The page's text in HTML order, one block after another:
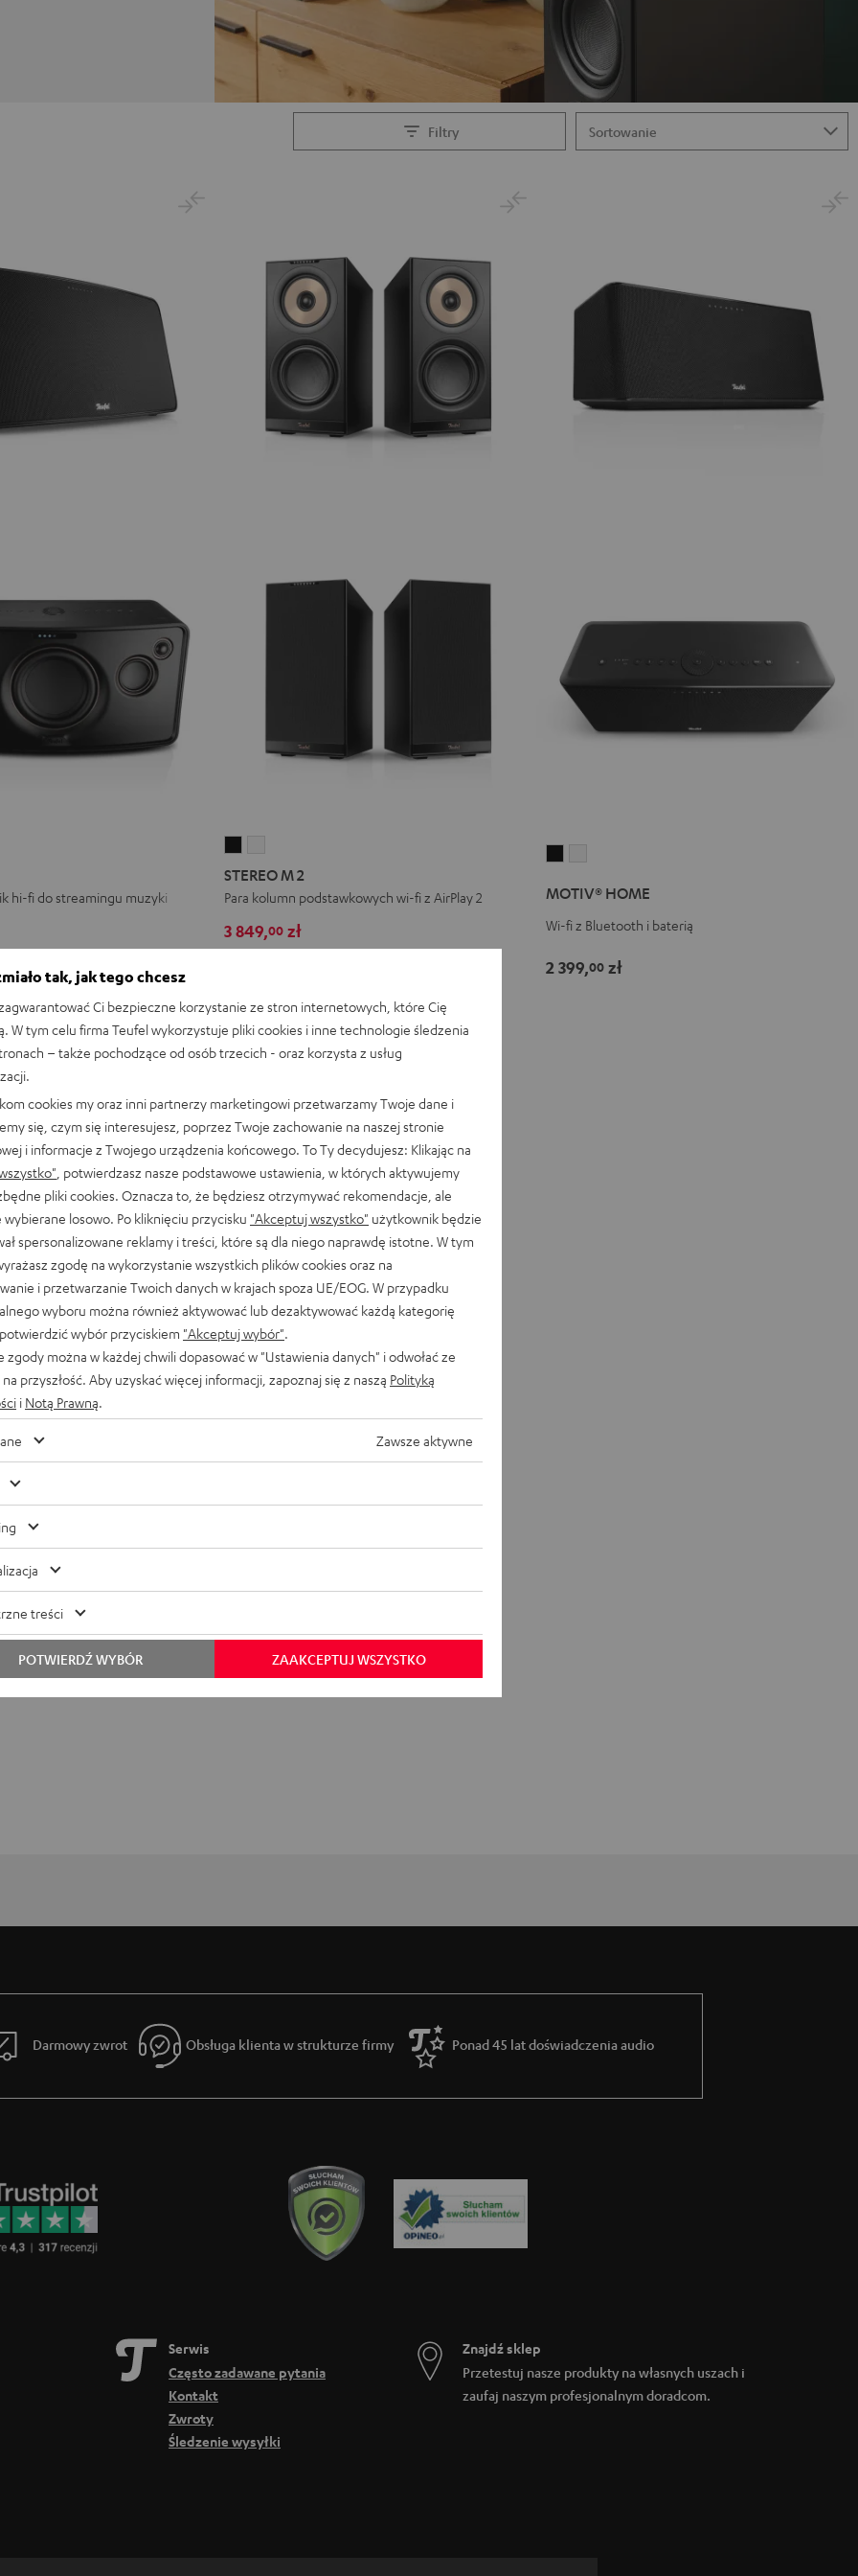
Filtry
hi-fi do streamingu muzyki
M
M
2
STEREO M 2
Para kolumn podstawkowych wi-fi z AirPlay 2
3 849,00 zł
BlackWhite
MOTIV® HOME
Wi-fi z Bluetooth i baterią
2 399,00 zł
Darmowy zwrot Obsługa klienta w strukturze firmy Ponad 45 lat doświadczenia audio
Serwis
Często zadawane pytania
Kontakt
Zwroty
Śledzenie wysyłki
Znajdź sklep
Przetestuj nasze produkty na własnych uszach i
zaufaj naszym profesjonalnym doradcom.
tak, jak tego chcesz
Ci bezpieczne korzystanie ze stron internetowych, które Cię
W tym celu firma Teufel wykorzystuje pliki cookies i inne technologie śledzenia
– także pochodzące od osób trzecich - oraz korzysta z usług
cookies my oraz inni partnerzy marketingowi przetwarzamy Twoje dane i
się, czym się interesujesz, poprzez Twoje zachowanie na naszej stronie
i informacje z Twojego urządzenia końcowego. To Ty decydujesz: Klikając na
, potwierdzasz nasze podstawowe ustawienia, w których aktywujemy
pliki cookies. Oznacza to, że będziesz otrzymywać rekomendacje, ale
wybierane losowo. Po kliknięciu przycisku "Akceptuj wszystko" użytkownik będzie
spersonalizowane reklamy i treści, które są dla niego naprawdę istotne. W tym
zgodę na wykorzystanie wszystkich plików cookies oraz na
i przetwarzanie Twoich danych w krajach spoza UE/EOG. W przypadku
wyboru można również aktywować lub dezaktywować każdą kategorię
wybór przyciskiem "Akceptuj wybór"
zgody można w każdej chwili dopasować w "Ustawienia danych" i odwołać ze
przyszłość. Aby uzyskać więcej informacji, zapoznaj się z naszą Polityką
i Notą Prawną
Zawsze aktywne
treści
ZAAKCEPTUJ WSZYSTKO
POTWIERDŹ WYBÓR